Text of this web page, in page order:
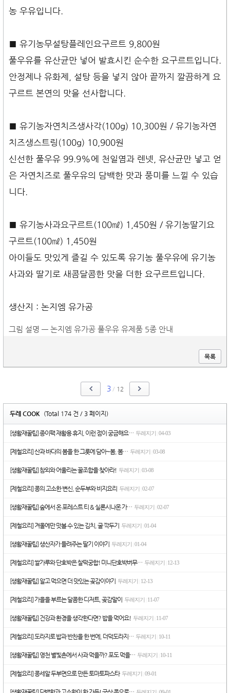
농 우유입니다.
■ 유기농무설탕플레인요구르트 9,800원
풀우유를 유산균만 넣어 발효시킨 순수한 요구르트입니다.
안정제나 유화제, 설탕 등을 넣지 않아 끝까지 깔끔하게 요
구르트 본연의 맛을 선사합니다.
■ 유기농자연치즈생사각(100g) 10,300원 / 유기농자연
치즈생스트링(100g) 10,900원
신선한 풀우유 99.9%에 천일염과 렌넷, 유산균만 넣고 얻
은 자연치즈로 풀우유의 담백한 맛과 풍미를 느낄 수 있습
니다.
■ 유기농사과요구르트(100㎖) 1,450원 / 유기농딸기요
구르트(100㎖) 1,450원
아이들도 맛있게 즐길 수 있도록 유기농 풀우유에 유기농
사과와 딸기로 새콤달콤한 맛을 더한 요구르트입니다.
생산지 : 논지엠 유가공
그림 설명 — 논지엠 유가공 풀우유 유제품 5종 안내
목록
3 / 12
두레 COOK (Total 174 건 / 3 페이지)
[생활재꿀팁] 종이팩 재활용 휴지, 이런 점이 궁금해요… 두레지기 04-03
[제철요리] 산과 바다의 봄을 한 그릇에 담아~봄, 봄… 두레지기 03-08
[생활재꿀팁] 참외와 어울리는 꿀조합을 찾아라! 두레지기 03-08
[제철요리] 콩의 고소한 변신, 순두부와 비지요리 두레지기 02-07
[생활재꿀팁] 숲에서 온 포레스트 티 & 실론시나몬 가… 두레지기 02-07
[제철요리] 겨울에만 맛볼 수 있는 김치, 굴 깍두기 두레지기 01-04
[생활재꿀팁] 생산자가 들려주는 딸기 이야기 두레지기 01-04
[제철요리] 쌀가루와 단호박은 찰떡궁합! 미니단호박버무… 두레지기 12-13
[생활재꿀팁] 알고 먹으면 더 맛있는 곶감이야기 두레지기 12-13
[제철요리] 가을을 부르는 달콤한 디저트, 곶감말이 두레지기 11-07
[생활재꿀팁] 건강과 환경을 생각한다면? 밥을 먹어요! 두레지기 11-07
[제철요리] 도라지로 밥과 반찬을 한 번에, 더덕도라지… 두레지기 10-11
[생활재꿀팁] 영천 별빛촌에서 사과 먹을까? 포도 먹을… 두레지기 10-11
[제철요리] 콩세알 두부면으로 만든 토마토파스타 두레지기 09-01